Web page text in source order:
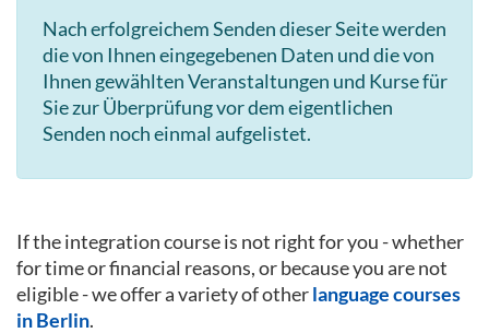
Nach erfolgreichem Senden dieser Seite werden
die von Ihnen eingegebenen Daten und die von
Ihnen gewählten Veranstaltungen und Kurse für
Sie zur Überprüfung vor dem eigentlichen
Senden noch einmal aufgelistet.
If the integration course is not right for you - whether
for time or financial reasons, or because you are not
eligible - we offer a variety of otherlanguage courses
in Berlin.